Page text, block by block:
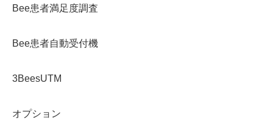
Bee患者満足度調査
Bee患者自動受付機
3BeesUTM
オプション